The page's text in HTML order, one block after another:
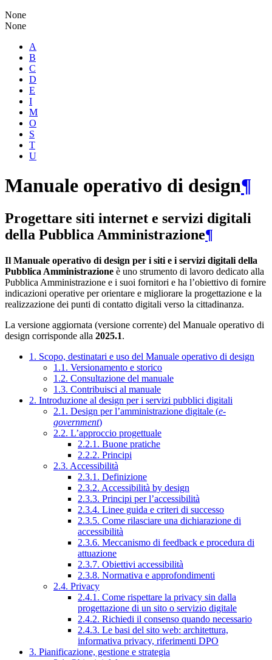
None
None
A
B
C
D
E
I
M
O
S
T
U
Manuale operativo di design¶
Progettare siti internet e servizi digitali
della Pubblica Amministrazione¶
Il Manuale operativo di design per i siti e i servizi digitali della
Pubblica Amministrazione è uno strumento di lavoro dedicato alla
Pubblica Amministrazione e i suoi fornitori e ha l’obiettivo di fornire
indicazioni operative per orientare e migliorare la progettazione e la
realizzazione dei punti di contatto digitali verso la cittadinanza.
La versione aggiornata (versione corrente) del Manuale operativo di
design corrisponde alla 2025.1.
1. Scopo, destinatari e uso del Manuale operativo di design
1.1. Versionamento e storico
1.2. Consultazione del manuale
1.3. Contribuisci al manuale
2. Introduzione al design per i servizi pubblici digitali
2.1. Design per l’amministrazione digitale (e-
government)
2.2. L’approccio progettuale
2.2.1. Buone pratiche
2.2.2. Principi
2.3. Accessibilità
2.3.1. Definizione
2.3.2. Accessibilità by design
2.3.3. Principi per l’accessibilità
2.3.4. Linee guida e criteri di successo
2.3.5. Come rilasciare una dichiarazione di
accessibilità
2.3.6. Meccanismo di feedback e procedura di
attuazione
2.3.7. Obiettivi accessibilità
2.3.8. Normativa e approfondimenti
2.4. Privacy
2.4.1. Come rispettare la privacy sin dalla
progettazione di un sito o servizio digitale
2.4.2. Richiedi il consenso quando necessario
2.4.3. Le basi del sito web: architettura,
informativa privacy, riferimenti DPO
3. Pianificazione, gestione e strategia